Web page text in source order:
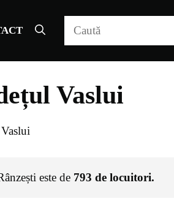
Vaslui
este de 793 de locuitori.